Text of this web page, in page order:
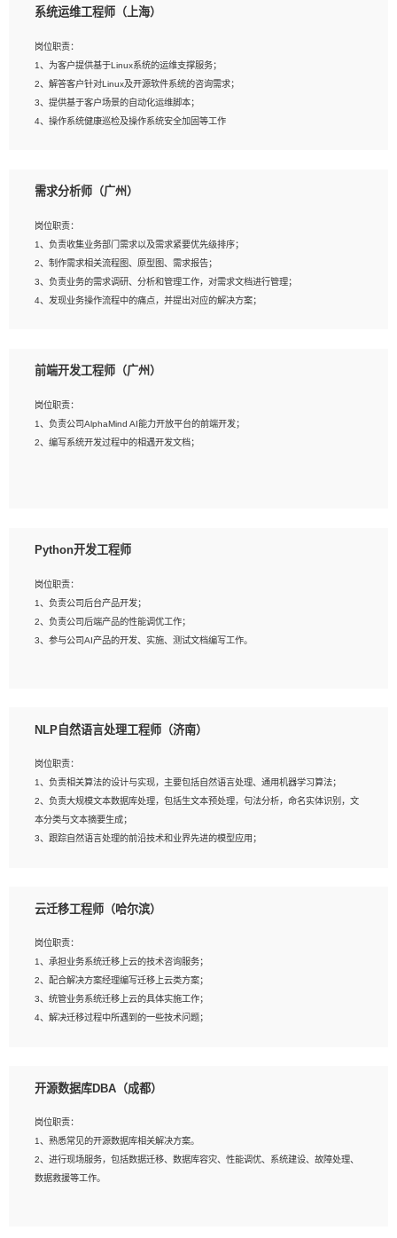
2、熟练使用After Effect、Photo Shop、熟练掌握视频剪辑和特效包装软件；
4、在剪辑上会思考，有一定编导思维；
5、踏实， 勤奋，愿意在工作中不断学习，提高自我；
6、能与同事友好相处。
系统运维工程师（上海）
岗位职责：
1、为客户提供基于Linux系统的运维支撑服务；
2、解答客户针对Linux及开源软件系统的咨询需求；
3、提供基于客户场景的自动化运维脚本；
4、操作系统健康巡检及操作系统安全加固等工作
1、全日制本科计算机相关专业毕业，3年以上相关工作经验；
3、熟练使用脚本语言，shell/python任一种，熟练使用Ansible
4、熟悉linux常见服务、中间件的基本原理、部署以及故障处理，如：Mysql、
Apache、Nginx、Zabbix、Kafka等
5、熟悉主流虚拟化技术，如：VMware、KVM
6、具备网络方面的基础知识，熟悉常见的网络协议，如TCP/IP，转发原理，路由优
8、有良好的文档编写能力和沟通能力，有RHCE证书优先
需求分析师（广州）
岗位职责：
1、负责收集业务部门需求以及需求紧要优先级排序；
2、制作需求相关流程图、原型图、需求报告；
3、负责业务的需求调研、分析和管理工作，对需求文档进行管理；
4、发现业务操作流程中的痛点，并提出对应的解决方案；
岗位要求：
2、熟悉产品及需求规划工具，如:Axure、Xmind、MS Project等；
3、具备良好的交流协调能力，有较强的责任感、工作积极主动；
4、有较强的系统需求分析、文档编写能力、沟通能力；
前端开发工程师（广州）
岗位职责：
1、负责公司AlphaMind AI能力开放平台的前端开发；
2、编写系统开发过程中的相遇开发文档；
3、熟悉react/vue/angular任何一种前端框架，熟悉react优先；
5、善于沟通，具有团队意识；
Python开发工程师
岗位职责：
1、负责公司后台产品开发；
2、负责公司后端产品的性能调优工作；
3、参与公司AI产品的开发、实施、测试文档编写工作。
验的更佳；
3、熟悉数据库开发，熟悉Mysql、Oracle、MongoDb数据库应用开发其中一种；
4、熟悉Python Wed框架（Django/Flask...）代码能力优秀，熟悉编码规范和具备
良好的文档编写能力）；
5、沟通表达能力强，具备团队协作能力。
NLP自然语言处理工程师（济南）
岗位职责：
1、负责相关算法的设计与实现，主要包括自然语言处理、通用机器学习算法；
2、负责大规模文本数据库处理，包括生文本预处理，句法分析，命名实体识别，文
本分类与文本摘要生成；
3、跟踪自然语言处理的前沿技术和业界先进的模型应用；
岗位要求：
2、熟悉tensorflow，keras，pytorch等常规深度学习框架，快速根据客户需求实现
有效的模型；
3、熟悉掌握至少一种编程语言，如：Python，Java；
4、 熟悉NLP相关算法与实现；
5、至少有一次及以上问答系统的项目实践，熟悉问答系统全流程开发者优先；
云迁移工程师（哈尔滨）
岗位职责：
1、承担业务系统迁移上云的技术咨询服务；
2、配合解决方案经理编写迁移上云类方案；
3、统管业务系统迁移上云的具体实施工作；
4、解决迁移过程中所遇到的一些技术问题；
1、专科及以上学历，三年以上工作经验，计算机等相关专业；
3、熟悉常见操作系统、存储、网络、 IO 等相关原理；
4、具有迁移工具实操经验，具备P2V、V2V迁移能力；
5、熟练华为、VMware虚拟化、云计算及云存储技术；
6、熟悉主流数据库、应用服务器、中间件部署架构和运维方法；
开源数据库DBA（成都）
岗位职责：
1、熟悉常见的开源数据库相关解决方案。
2、进行现场服务，包括数据迁移、数据库容灾、性能调优、系统建设、故障处理、
数据救援等工作。